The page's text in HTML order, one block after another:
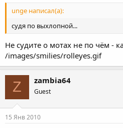
unge написал(а):
судя по выхлопной...
Не судите о мотах не по чём -
/images/smilies/rolleyes.gif
Z zambia64
Guest
15 Янв 2010